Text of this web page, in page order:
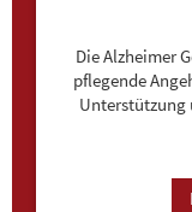
Die Alzheimer
pflegende
Unterstützung